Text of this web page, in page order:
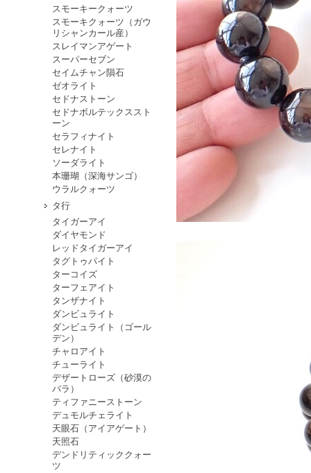
スモーキークォーツ
スモーキクォーツ（ガウ
リシャンカール産）
スレイマンアゲート
スーパーセブン
セイムチャン隕石
ゼオライト
セドナストーン
セドナボルテックススト
ーン
セラフィナイト
セレナイト
ソーダライト
本珊瑚（深海サンゴ）
ウラルクォーツ
タ行
タイガーアイ
ダイヤモンド
レッドタイガーアイ
タグトゥパイト
ターコイズ
ターフェアイト
タンザナイト
ダンビュライト
ダンビュライト（ゴール
デン）
チャロアイト
チューライト
デザートローズ（砂漠の
バラ）
ティファニーストーン
デュモルチェライト
天眼石（アイアゲート）
天照石
デンドリティッククォー
ツ